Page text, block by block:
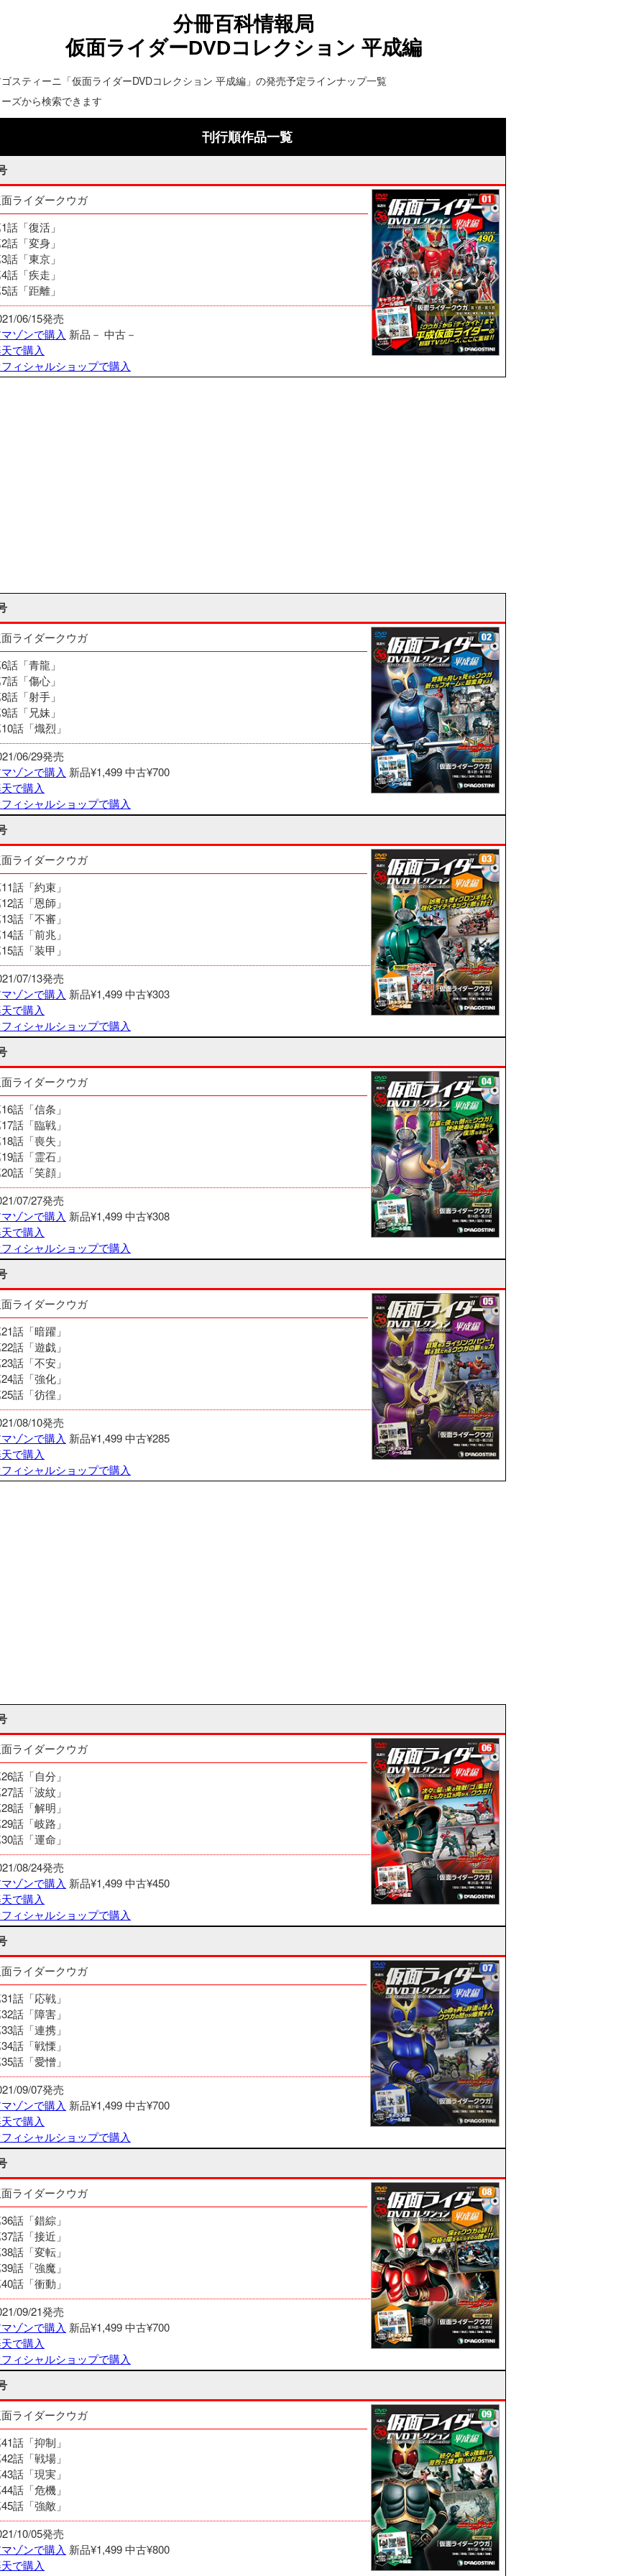
分冊百科情報局
仮面ライダーDVDコレクション 平成編
スティーニ「仮面ライダーDVDコレクション 平成編」の発売予定ラインナップ一覧
ズから検索できます
刊行順作品一覧
ライダークウガ
話「復活」
話「変身」
話「東京」
話「疾走」
話「距離」
06/15発売
ゾンで購入 新品－ 中古－
で購入
ィシャルショップで購入
ライダークウガ
話「青龍」
話「傷心」
話「射手」
話「兄妹」
話「熾烈」
06/29発売
ゾンで購入 新品¥1,499中古¥700
で購入
ィシャルショップで購入
ライダークウガ
話「約束」
話「恩師」
話「不審」
話「前兆」
話「装甲」
07/13発売
ゾンで購入 新品¥1,499中古¥303
で購入
ィシャルショップで購入
ライダークウガ
話「信条」
話「臨戦」
話「喪失」
話「霊石」
話「笑顔」
07/27発売
ゾンで購入 新品¥1,499中古¥308
で購入
ィシャルショップで購入
ライダークウガ
話「暗躍」
話「遊戯」
話「不安」
話「強化」
話「彷徨」
08/10発売
ゾンで購入 新品¥1,499中古¥285
で購入
ィシャルショップで購入
ライダークウガ
話「自分」
話「波紋」
話「解明」
話「岐路」
話「運命」
08/24発売
ゾンで購入 新品¥1,499中古¥450
で購入
ィシャルショップで購入
ライダークウガ
話「応戦」
話「障害」
話「連携」
話「戦慄」
話「愛憎」
09/07発売
ゾンで購入 新品¥1,499中古¥700
で購入
ィシャルショップで購入
ライダークウガ
話「錯綜」
話「接近」
話「変転」
話「強魔」
話「衝動」
09/21発売
ゾンで購入 新品¥1,499中古¥700
で購入
ィシャルショップで購入
ライダークウガ
話「抑制」
話「戦場」
話「現実」
話「危機」
話「強敵」
10/05発売
ゾンで購入 新品¥1,499中古¥800
で購入